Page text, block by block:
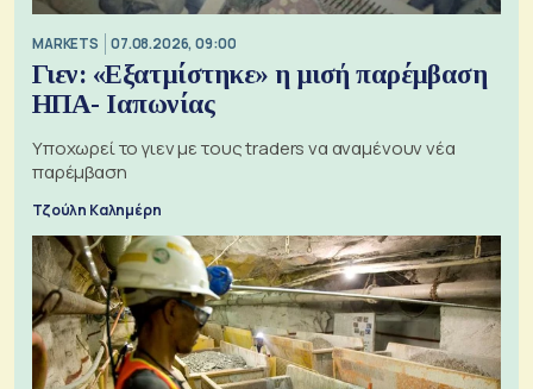
MARKETS 07.08.2026, 09:00
Γιεν: «Εξατμίστηκε» η μισή παρέμβαση
ΗΠΑ- Ιαπωνίας
Υποχωρεί το γιεν με τους traders να αναμένουν νέα
παρέμβαση
Τζούλη Καλημέρη